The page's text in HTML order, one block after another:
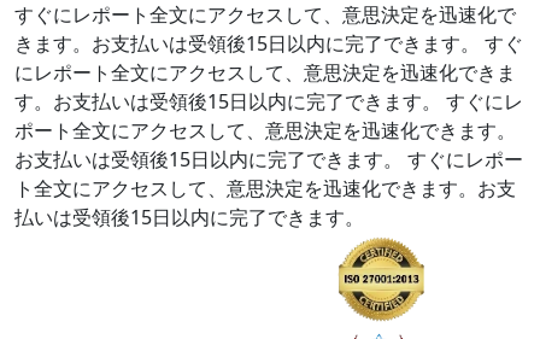
すぐにレポート全文にアクセスして、意思決定を迅速化で
きます。お支払いは受領後15日以内に完了できます。
すぐ
にレポート全文にアクセスして、意思決定を迅速化できま
す。お支払いは受領後15日以内に完了できます。
すぐにレ
ポート全文にアクセスして、意思決定を迅速化できます。
お支払いは受領後15日以内に完了できます。
すぐにレポー
ト全文にアクセスして、意思決定を迅速化できます。お支
払いは受領後15日以内に完了できます。